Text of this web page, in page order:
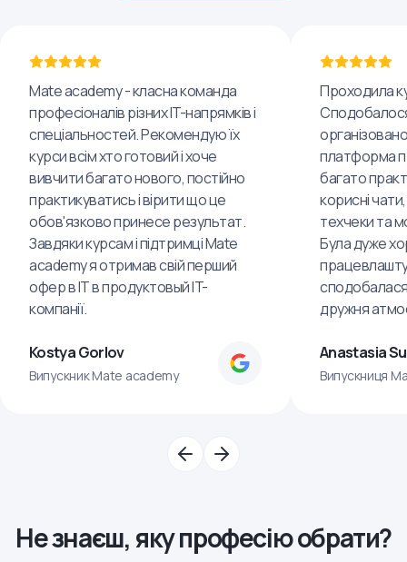
Mate academy - класна команда
професіоналів різних IT-напрямків і
спеціальностей. Рекомендую їх
курси всім хто готовий і хоче
вивчити багато нового, постійно
практикуватись і вірити що це
обов'язково принесе результат.
Завдяки курсам і підтримці Mate
academy я отримав свій перший
офер в IT в продуктовый IT-
компанії.
Kostya Gorlov
Випускник Mate academy
Проходила
платформа
багато
корисні
техчеки та
Була дуже
дружня
Anastasia
Випускниця
Не знаєш, яку професію обрати?